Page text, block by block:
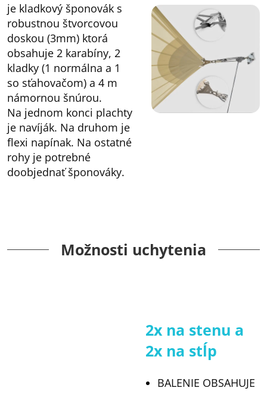
je kladkový šponovák s
robustnou štvorcovou
doskou (3mm) ktorá
obsahuje 2 karabíny, 2
kladky (1 normálna a 1
so sťahovačom) a 4 m
námornou šnúrou.
Na jednom konci plachty
je navíják. Na druhom je
flexi napínak. Na ostatné
rohy je potrebné
doobjednať šponováky.
Možnosti uchytenia
2x na stenu a
2x na stĺp
BALENIE OBSAHUJE